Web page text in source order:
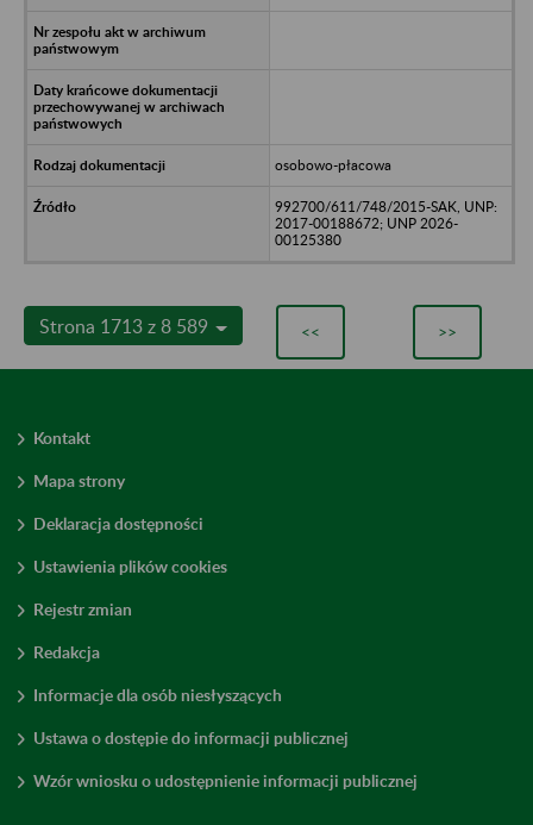
osobowo-płacowa
992700/611/748/2015-SAK, UNP:
2017-00188672; UNP 2026-
00125380
Strona 1713 z 8 589 << >>
Kontakt
Mapa strony
Deklaracja dostępności
Ustawienia plików cookies
Rejestr zmian
Redakcja
Informacje dla osób niesłyszących
Ustawa o dostępie do informacji publicznej
Wzór wniosku o udostępnienie informacji publicznej